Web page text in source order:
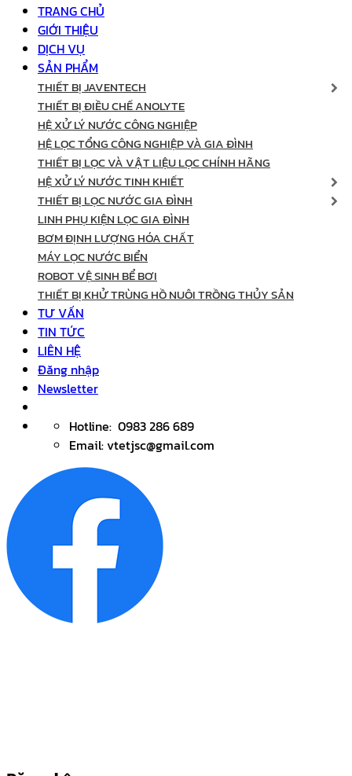
TRANG CHỦ
GIỚI THIỆU
DỊCH VỤ
SẢN PHẨM
THIẾT BỊ JAVENTECH
THIẾT BỊ ĐIỀU CHẾ ANOLYTE
HỆ XỬ LÝ NƯỚC CÔNG NGHIỆP
HỆ LỌC TỔNG CÔNG NGHIỆP VÀ GIA ĐÌNH
THIẾT BỊ LỌC VÀ VẬT LIỆU LỌC CHÍNH HÃNG
HỆ XỬ LÝ NƯỚC TINH KHIẾT
THIẾT BỊ LỌC NƯỚC GIA ĐÌNH
LINH PHỤ KIỆN LỌC GIA ĐÌNH
BƠM ĐỊNH LƯỢNG HÓA CHẤT
MÁY LỌC NƯỚC BIỂN
ROBOT VỆ SINH BỂ BƠI
THIẾT BỊ KHỬ TRÙNG HỒ NUÔI TRỒNG THỦY SẢN
TƯ VẤN
TIN TỨC
LIÊN HỆ
Đăng nhập
Newsletter
Hotline: 0983 286 689
Email: vtetjsc@gmail.com